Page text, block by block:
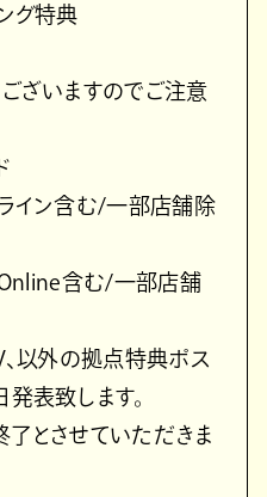
グ特典
ざいますのでご注意
イン含む/一部店舗除
含む/一部店舗
以外の拠点特典ポス
表致します。
とさせていただきま